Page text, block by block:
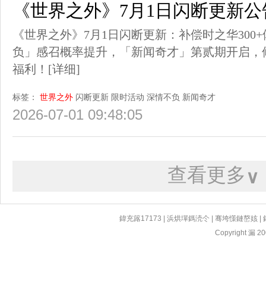
《世界之外》7月1日闪断更新
《世界之外》7月1日闪断更新：补偿时之华
负」感召概率提升，「新闻奇才」第贰期开启
福利！ [详细]
标签： 世界之外 闪断更新 限时活动 深情不负 新闻奇才
2026-07-01 09:48:05
查看更多 ∨
鍏充簬17173 |浜烘墠鎷涜仒 |骞垮憡鏈嶅姟 |
Copyright 漏